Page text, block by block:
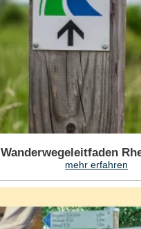
Wanderwegeleitfaden
mehr erfahren